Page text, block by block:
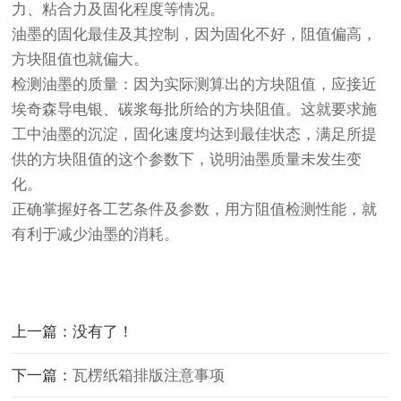
力、粘合力及固化程度等情况。
油墨的固化最佳及其控制，因为固化不好，阻值偏高，
方块阻值也就偏大。
检测油墨的质量：因为实际测算出的方块阻值，应接近
埃奇森导电银、碳浆每批所给的方块阻值。这就要求施
工中油墨的沉淀，固化速度均达到最佳状态，满足所提
供的方块阻值的这个参数下，说明油墨质量未发生变
化。
正确掌握好各工艺条件及参数，用方阻值检测性能，就
有利于减少油墨的消耗。
上一篇：没有了！
下一篇：瓦楞纸箱排版注意事项